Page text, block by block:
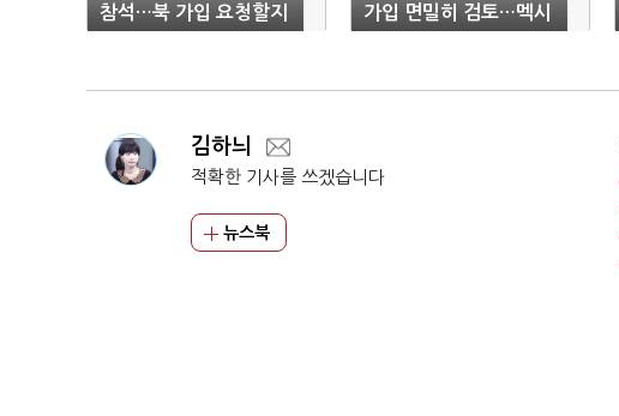
참석…북 가입 요청할지
전세계 이목
가입 면밀히 검토…멕시
코 지원 당부"
김하늬
적확한 기사를 쓰겠습니다
뉴스북